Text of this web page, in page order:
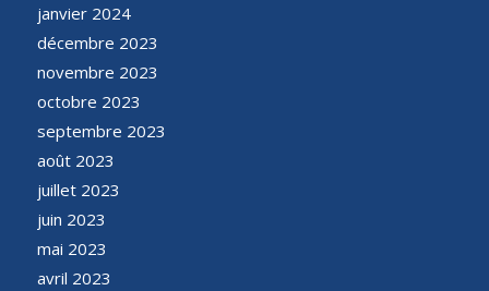
janvier 2024
décembre 2023
novembre 2023
octobre 2023
septembre 2023
août 2023
juillet 2023
juin 2023
mai 2023
avril 2023